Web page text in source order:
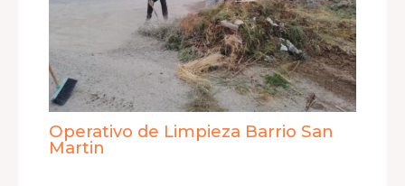
Operativo de Limpieza Barrio San
Martin